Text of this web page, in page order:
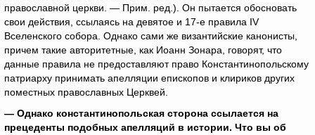
православной церкви. — Прим. ред.). Он пытается обосновать
свои действия, ссылаясь на девятое и 17-е правила IV
Вселенского собора. Однако сами же византийские канонисты,
причем такие авторитетные, как Иоанн Зонара, говорят, что
данные правила не предоставляют право Константинопольскому
патриарху принимать апелляции епископов и клириков других
поместных православных Церквей.
— Однако константинопольская сторона ссылается на
прецеденты подобных апелляций в истории. Что вы об